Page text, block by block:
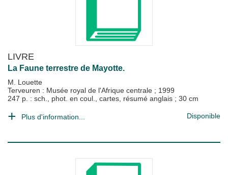
LIVRE
La Faune terrestre de Mayotte.
M. Louette
Terveuren : Musée royal de l'Afrique centrale ; 1999
247 p. : sch., phot. en coul., cartes, résumé anglais ; 30 cm
Plus d'information... Disponible